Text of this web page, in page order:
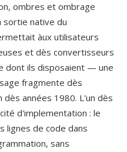
ombres et ombrage
sortie native du
àux utilisateurs
et dès convertisseurs
dont ils disposaient — une
fragmente dès
années 1980. L'un dès
d'implementation : le
lignes de code dans
sans